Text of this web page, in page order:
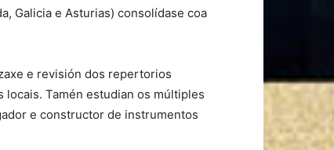
Galicia e Asturias) consolídase coa
e revisión dos repertorios
Tamén estudian os múltiples
e constructor de instrumentos